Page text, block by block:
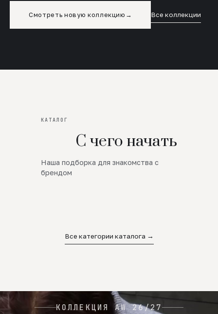
Смотреть новую коллекцию → Все коллекции
КАТАЛОГ
С чего начать
Наша подборка для знакомства с
брендом
Новинки
SALE
Все категории каталога →
КОЛЛЕКЦИЯ AW 26/27